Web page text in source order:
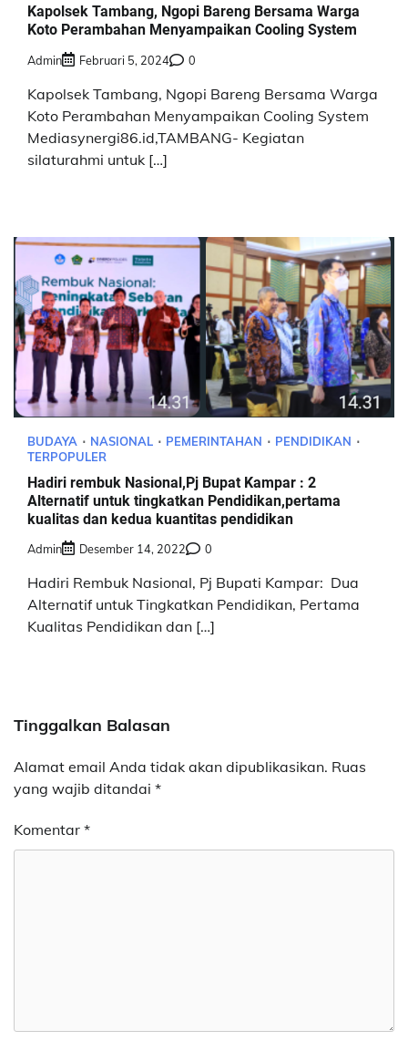
Kapolsek Tambang, Ngopi Bareng Bersama Warga
Koto Perambahan Menyampaikan Cooling System
Admin Februari 5, 2024 0
Kapolsek Tambang, Ngopi Bareng Bersama Warga
Koto Perambahan Menyampaikan Cooling System
Mediasynergi86.id,TAMBANG- Kegiatan
silaturahmi untuk […]
BUDAYA NASIONAL PEMERINTAHAN
PENDIDIKAN
TERPOPULER
Hadiri rembuk Nasional,Pj Bupat Kampar : 2
Alternatif untuk tingkatkan Pendidikan,pertama
kualitas dan kedua kuantitas pendidikan
Admin Desember 14, 2022 0
Hadiri Rembuk Nasional, Pj Bupati Kampar: Dua
Alternatif untuk Tingkatkan Pendidikan, Pertama
Kualitas Pendidikan dan […]
Tinggalkan Balasan
Alamat email Anda tidak akan dipublikasikan. Ruas
yang wajib ditandai *
Komentar *